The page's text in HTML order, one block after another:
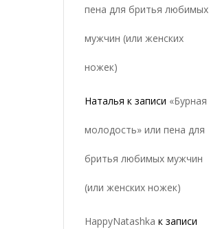
пена для бритья любимых
мужчин (или женских
ножек)
Наталья к записи «Бурная
молодость» или пена для
бритья любимых мужчин
(или женских ножек)
HappyNatashka к записи